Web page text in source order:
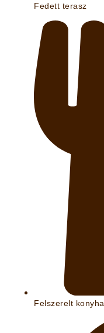
Fedett terasz
Felszerelt konyha